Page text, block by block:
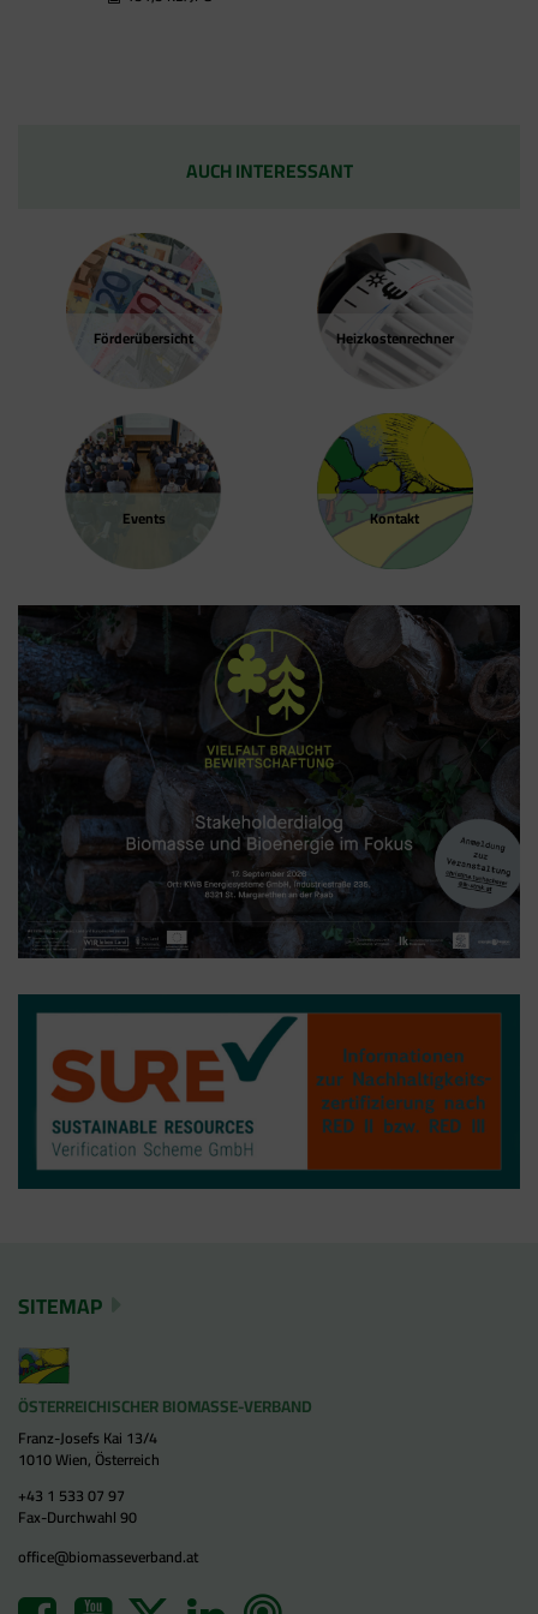
Förder­übersicht Heizkosten­rechner
Events Kontakt
AUCH INTERESSANT
SITEMAP
ÖSTERREICHISCHER BIOMASSE-VERBAND
Franz-Josefs Kai 13/4
1010 Wien, Österreich
+43 1 533 07 97
Fax-Durchwahl 90
office@biomasseverband.at